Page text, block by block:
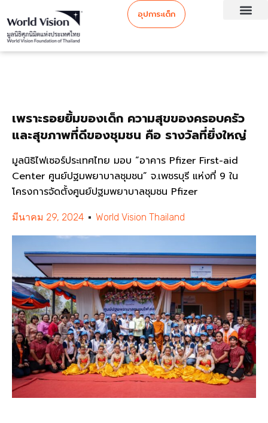
อุปการะเด็ก
เพราะรอยยิ้มของเด็ก ความสุขของครอบครัว
และสุขภาพที่ดีของชุมชน คือ รางวัลที่ยิ่งใหญ่
มูลนิธิไฟเซอร์ประเทศไทย มอบ “อาคาร Pfizer First-aid
Center ศูนย์ปฐมพยาบาลชุมชน” จ.เพชรบุรี แห่งที่ 9 ใน
โครงการจัดตั้งศูนย์ปฐมพยาบาลชุมชน Pfizer
มีนาคม 29, 2024 World Vision Thailand